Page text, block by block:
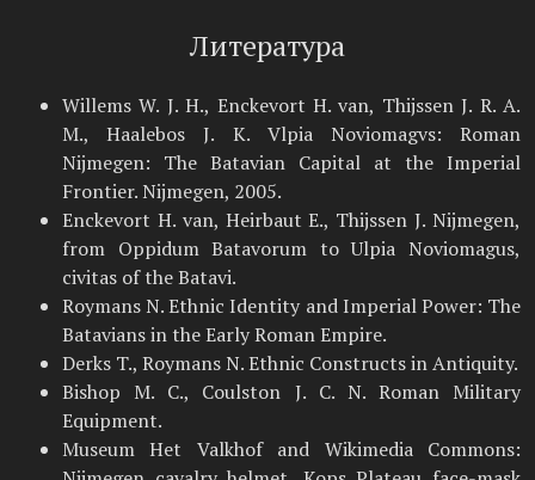
Литература
Willems W. J. H., Enckevort H. van, Thijssen J. R. A.
M., Haalebos J. K. Vlpia Noviomagvs: Roman
Nijmegen: The Batavian Capital at the Imperial
Frontier. Nijmegen, 2005.
Enckevort H. van, Heirbaut E., Thijssen J. Nijmegen,
from Oppidum Batavorum to Ulpia Noviomagus,
civitas of the Batavi.
Roymans N. Ethnic Identity and Imperial Power: The
Batavians in the Early Roman Empire.
Derks T., Roymans N. Ethnic Constructs in Antiquity.
Bishop M. C., Coulston J. C. N. Roman Military
Equipment.
Museum Het Valkhof and Wikimedia Commons: